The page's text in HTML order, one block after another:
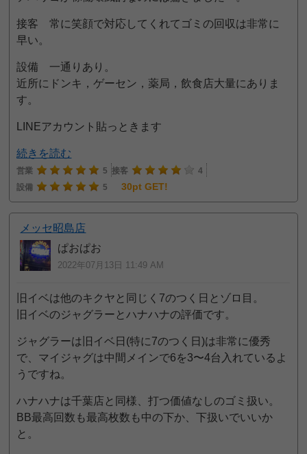
接客 常に笑顔で対応してくれてゴミの回収は非常に
早い。
設備 一通りあり。
近所にドンキ，ゲーセン，薬局，飲食店大量にありま
す。
LINEアカウント貼っときます
続きを読む
営業 5 接客
4
設備
5 30pt GET!
メッセ昭島店
ぱおぱお
2022年07月13日 11:49 AM
旧イベは他のキクヤと同じく7のつく日とゾロ目。
旧イベのジャグラーとハナハナの評価です。
ジャグラーは旧イベ日(特に7のつく日)は非常に優秀
で、マイジャグは中間メインで6を3〜4台入れているよ
うですね。
ハナハナは千葉店と同様、打つ価値なしのゴミ扱い。
BB最高回数も最高枚数も中の下か、下扱いでいいか
と。